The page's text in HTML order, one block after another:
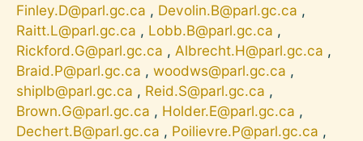
Finley.D@parl.gc.ca , Devolin.B@parl.gc.ca ,
Raitt.L@parl.gc.ca , Lobb.B@parl.gc.ca ,
Rickford.G@parl.gc.ca , Albrecht.H@parl.gc.ca ,
Braid.P@parl.gc.ca , woodws@parl.gc.ca ,
shiplb@parl.gc.ca , Reid.S@parl.gc.ca ,
Brown.G@parl.gc.ca , Holder.E@parl.gc.ca ,
Dechert.B@parl.gc.ca , Poilievre.P@parl.gc.ca ,